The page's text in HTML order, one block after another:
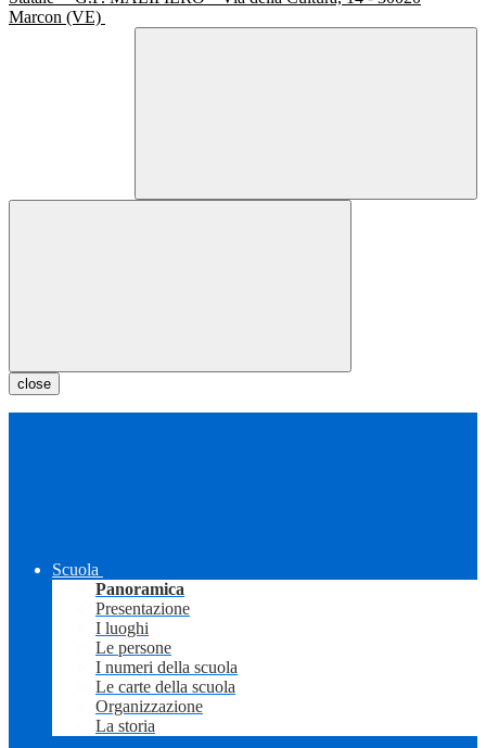
Marcon (VE)
close
Scuola
Panoramica
Presentazione
I luoghi
Le persone
I numeri della scuola
Le carte della scuola
Organizzazione
La storia